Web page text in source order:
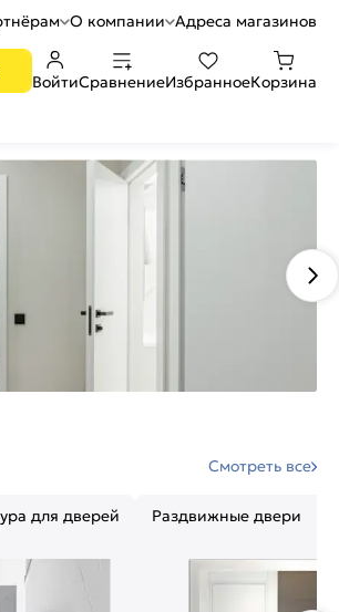
О компании Адреса магазинов
ВойтиСравнениеИзбранноеКорзина
Смотреть все
для дверей Раздвижные двери